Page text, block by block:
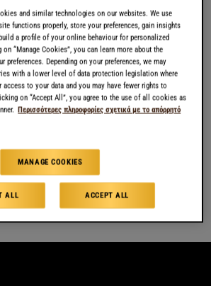
ΠΕΡΙΛΑΜΒΑΝΕΙ 10 ΚΑΨΟΥΛΕΣ
ΑΓΟΡΆ
and similar technologies on our websites. We use
functions properly, store your preferences, gain insights
a profile of your online behaviour for personalized
“Manage Cookies”, you can learn more about the
preferences. Depending on your preferences, we may
with a lower level of data protection legislation where
to your data and you may have fewer rights to
on “Accept All”, you agree to the use of all cookies as
Περισσότερες πληροφορίες σχετικά με το απόρρητό
MANAGE COOKIES
ALL ACCEPT ALL